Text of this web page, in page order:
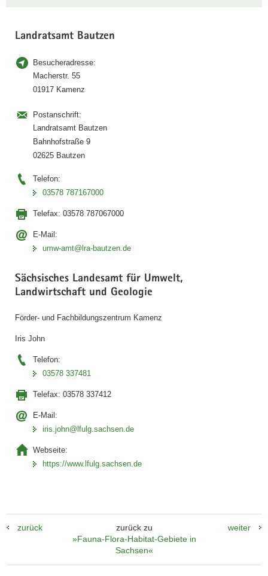
Landratsamt Bautzen
Besucheradresse:
Macherstr. 55
01917 Kamenz
Postanschrift:
Landratsamt Bautzen
Bahnhofstraße 9
02625 Bautzen
Telefon:
03578 787167000
Telefax: 03578 787067000
E-Mail:
umw-amt@lra-bautzen.de
Sächsisches Landesamt für Umwelt,
Landwirtschaft und Geologie
Förder- und Fachbildungszentrum Kamenz
Iris John
Telefon:
03578 337481
Telefax: 03578 337412
E-Mail:
iris.john@lfulg.sachsen.de
Webseite:
https://www.lfulg.sachsen.de
zurück
zurück zu
»Fauna-Flora-Habitat-Gebiete in
Sachsen«
weiter